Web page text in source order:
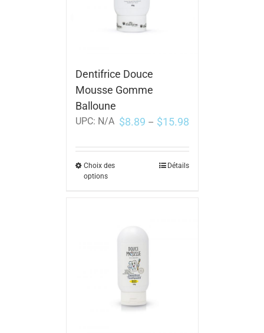
Dentifrice Douce
Mousse Gomme
Balloune
UPC: N/A $8.89 – $15.98
Choix des
options
Détails